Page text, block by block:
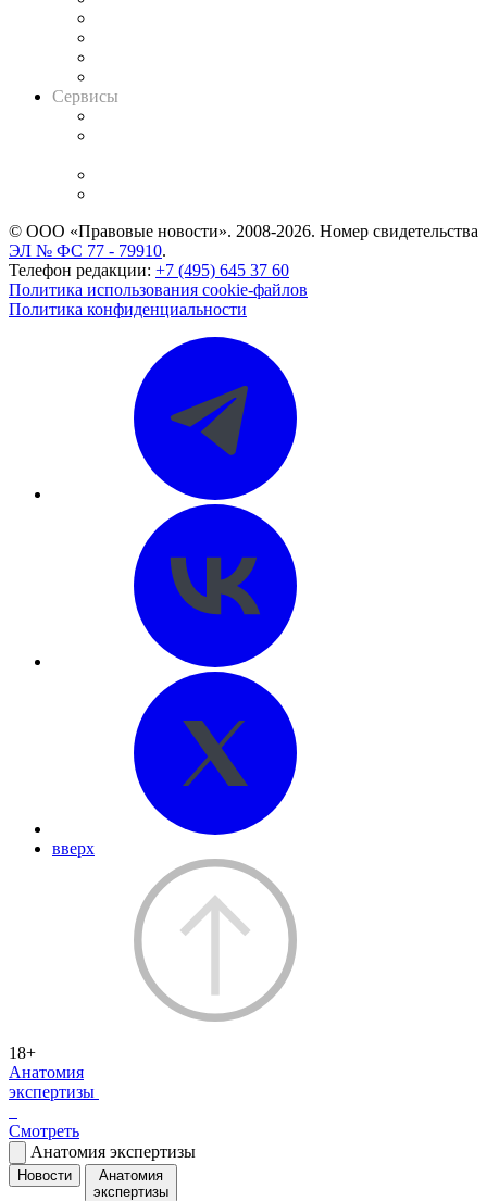
Сервисы
© ООО «Правовые новости». 2008-2026. Номер свидетельства
ЭЛ № ФС 77 - 79910.
Телефон редакции: +7 (495) 645 37 60
Политика использования cookie-файлов
Политика конфиденциальности
вверх
18+
Анатомия
экспертизы
Смотреть
Анатомия экспертизы
Новости
Анатомия
экспертизы